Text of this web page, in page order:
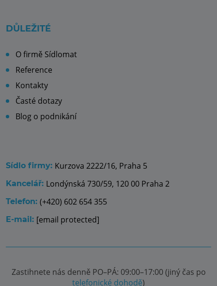
DŮLEŽITÉ
O firmě Sídlomat
Reference
Kontakty
Časté dotazy
Blog o podnikání
Sídlo firmy: Kurzova 2222/16, Praha 5
Kancelář: Londýnská 730/59, 120 00 Praha 2
Telefon: (+420) 602 654 355
E-mail: [email protected]
Zastihnete nás denně PO–PÁ: 09:00–17:00 (jiný čas po
telefonické dohodě)